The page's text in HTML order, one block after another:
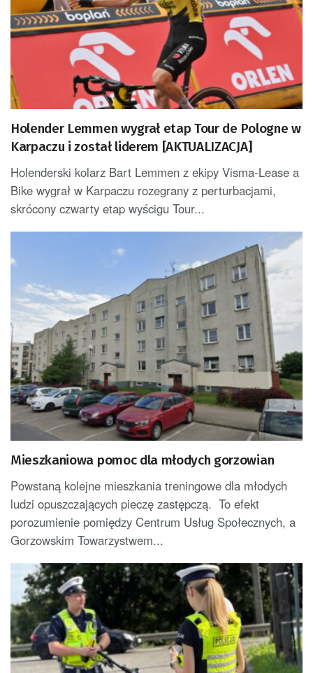
Holender Lemmen wygrał etap Tour de Pologne w
Karpaczu i został liderem [AKTUALIZACJA]
Holenderski kolarz Bart Lemmen z ekipy Visma-Lease a
Bike wygrał w Karpaczu rozegrany z perturbacjami,
skrócony czwarty etap wyścigu Tour...
Mieszkaniowa pomoc dla młodych gorzowian
Powstaną kolejne mieszkania treningowe dla młodych
ludzi opuszczających pieczę zastępczą. To efekt
porozumienie pomiędzy Centrum Usług Społecznych, a
Gorzowskim Towarzystwem...